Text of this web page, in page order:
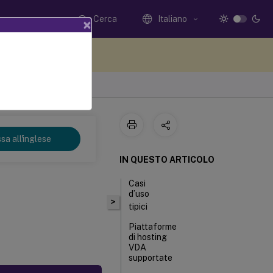
Cerca Italiano
all'inglese
>
IN QUESTO ARTICOLO
Casi
d’uso
tipici
Piattaforme
di hosting
VDA
supportate
×